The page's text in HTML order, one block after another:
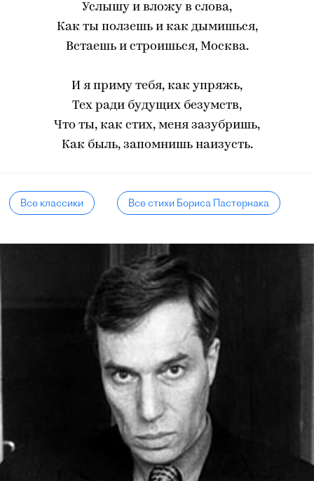
Услышу и вложу в слова,
Как ты ползешь и как дымишься,
Встаешь и строишься, Москва.
И я приму тебя, как упряжь,
Тех ради будущих безумств,
Что ты, как стих, меня зазубришь,
Как быль, запомнишь наизусть.
Все классики Все стихи Бориса Пастернака